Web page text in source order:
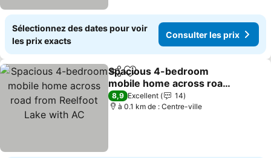
Sélectionnez des dates pour voir
les prix exacts
Consulter les prix
PartagerAjouter à mes favoris
Spacious 4-bedroom
mobile home across road
from Reelfoot Lake with
AC
8,9 Excellent
14
à 0.1 km de : Centre-ville